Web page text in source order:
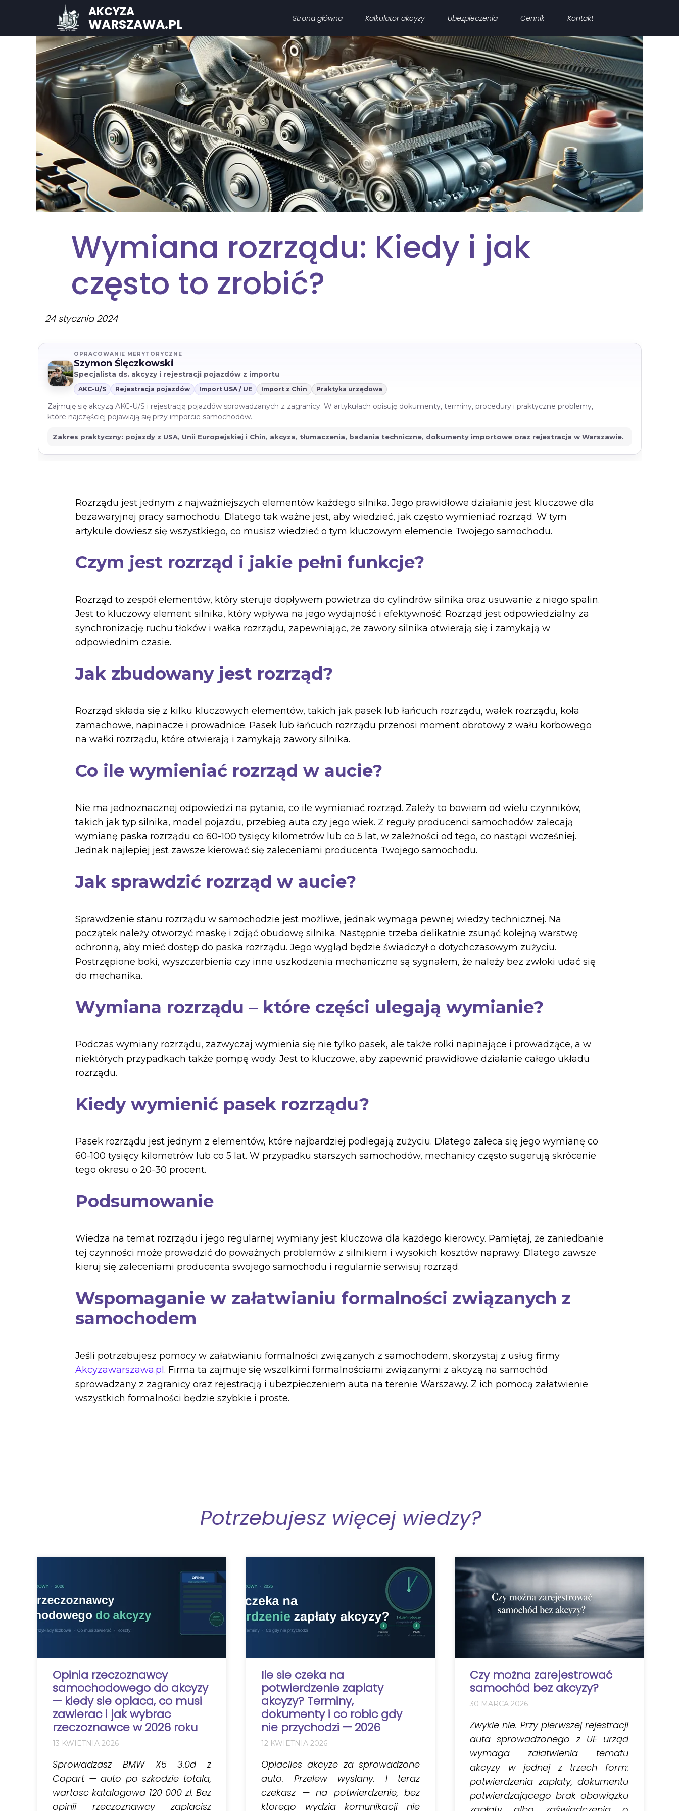
Strona główna Kalkulator akcyzy Ubezpieczenia Cennik Kontakt
AKCYZA
WARSZAWA.PL
24 stycznia 2024
Wymiana rozrządu: Kiedy i jak
często to zrobić?
Rozrządu jest jednym z najważniejszych elementów każdego silnika. Jego prawidłowe działanie jest kluczowe dla
bezawaryjnej pracy samochodu. Dlatego tak ważne jest, aby wiedzieć, jak często wymieniać rozrząd. W tym
artykule dowiesz się wszystkiego, co musisz wiedzieć o tym kluczowym elemencie Twojego samochodu.
Czym jest rozrząd i jakie pełni funkcje?
Rozrząd to zespół elementów, który steruje dopływem powietrza do cylindrów silnika oraz usuwanie z niego spalin.
Jest to kluczowy element silnika, który wpływa na jego wydajność i efektywność. Rozrząd jest odpowiedzialny za
synchronizację ruchu tłoków i wałka rozrządu, zapewniając, że zawory silnika otwierają się i zamykają w
odpowiednim czasie.
Jak zbudowany jest rozrząd?
Rozrząd składa się z kilku kluczowych elementów, takich jak pasek lub łańcuch rozrządu, wałek rozrządu, koła
zamachowe, napinacze i prowadnice. Pasek lub łańcuch rozrządu przenosi moment obrotowy z wału korbowego
na wałki rozrządu, które otwierają i zamykają zawory silnika.
Co ile wymieniać rozrząd w aucie?
Nie ma jednoznacznej odpowiedzi na pytanie, co ile wymieniać rozrząd. Zależy to bowiem od wielu czynników,
takich jak typ silnika, model pojazdu, przebieg auta czy jego wiek. Z reguły producenci samochodów zalecają
wymianę paska rozrządu co 60-100 tysięcy kilometrów lub co 5 lat, w zależności od tego, co nastąpi wcześniej.
Jednak najlepiej jest zawsze kierować się zaleceniami producenta Twojego samochodu.
Jak sprawdzić rozrząd w aucie?
Sprawdzenie stanu rozrządu w samochodzie jest możliwe, jednak wymaga pewnej wiedzy technicznej. Na
początek należy otworzyć maskę i zdjąć obudowę silnika. Następnie trzeba delikatnie zsunąć kolejną warstwę
ochronną, aby mieć dostęp do paska rozrządu. Jego wygląd będzie świadczył o dotychczasowym zużyciu.
Postrzępione boki, wyszczerbienia czy inne uszkodzenia mechaniczne są sygnałem, że należy bez zwłoki udać się
do mechanika.
Wymiana rozrządu – które części ulegają wymianie?
Podczas wymiany rozrządu, zazwyczaj wymienia się nie tylko pasek, ale także rolki napinające i prowadzące, a w
niektórych przypadkach także pompę wody. Jest to kluczowe, aby zapewnić prawidłowe działanie całego układu
rozrządu.
Kiedy wymienić pasek rozrządu?
Pasek rozrządu jest jednym z elementów, które najbardziej podlegają zużyciu. Dlatego zaleca się jego wymianę co
60-100 tysięcy kilometrów lub co 5 lat. W przypadku starszych samochodów, mechanicy często sugerują skrócenie
tego okresu o 20-30 procent.
Podsumowanie
Wiedza na temat rozrządu i jego regularnej wymiany jest kluczowa dla każdego kierowcy. Pamiętaj, że zaniedbanie
tej czynności może prowadzić do poważnych problemów z silnikiem i wysokich kosztów naprawy. Dlatego zawsze
kieruj się zaleceniami producenta swojego samochodu i regularnie serwisuj rozrząd.
Wspomaganie w załatwianiu formalności związanych z
samochodem
Jeśli potrzebujesz pomocy w załatwianiu formalności związanych z samochodem, skorzystaj z usług firmy
Akcyzawarszawa.pl . Firma ta zajmuje się wszelkimi formalnościami związanymi z akcyzą na samochód
sprowadzany z zagranicy oraz rejestracją i ubezpieczeniem auta na terenie Warszawy. Z ich pomocą załatwienie
wszystkich formalności będzie szybkie i proste.
Potrzebujesz więcej wiedzy?
Opinia rzeczoznawcy
samochodowego do akcyzy
— kiedy sie oplaca, co musi
zawierac i jak wybrac
rzeczoznawce w 2026 roku
13 KWIETNIA 2026
Sprowadzasz BMW X5 3.0d z
Copart — auto po szkodzie totala,
wartosc katalogowa 120 000 zl. Bez
opinii rzeczoznawcy zaplacisz
Ile sie czeka na
potwierdzenie zaplaty
akcyzy? Terminy,
dokumenty i co robic gdy
nie przychodzi — 2026
12 KWIETNIA 2026
Oplaciles akcyze za sprowadzone
auto. Przelew wysłany. I teraz
czekasz — na potwierdzenie, bez
ktorego wydzia komunikacji nie
Czy można zarejestrować
samochód bez akcyzy?
30 MARCA 2026
Zwykle nie. Przy pierwszej rejestracji
auta sprowadzonego z UE urząd
wymaga załatwienia tematu
akcyzy w jednej z trzech form:
potwierdzenia zapłaty, dokumentu
potwierdzającego brak obowiązku
OPRACOWANIE MERYTORYCZNE
Szymon Ślęczkowski
Specjalista ds. akcyzy i rejestracji pojazdów z importu
AKC-U/S Rejestracja pojazdów Import USA / UE Import z Chin Praktyka urzędowa
Zajmuję się akcyzą AKC-U/S i rejestracją pojazdów sprowadzanych z zagranicy. W artykułach opisuję dokumenty, terminy, procedury i praktyczne problemy,
które najczęściej pojawiają się przy imporcie samochodów.
Zakres praktyczny: pojazdy z USA, Unii Europejskiej i Chin, akcyza, tłumaczenia, badania techniczne, dokumenty importowe oraz rejestracja w Warszawie.